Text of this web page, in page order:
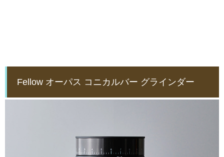
Fellow オーパス コニカルバー グラインダー